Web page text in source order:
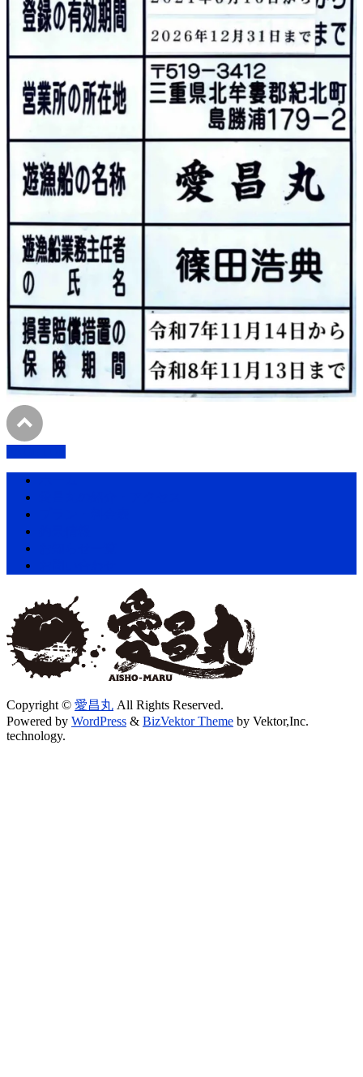
Copyright © 愛昌丸 All Rights Reserved.
Powered by WordPress & BizVektor Theme by Vektor,Inc.
technology.